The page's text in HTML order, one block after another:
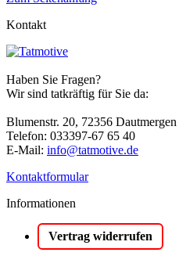
Kontakt
Haben Sie Fragen?
Wir sind tatkräftig für Sie da:
Blumenstr. 20, 72356 Dautmergen
Telefon: 033397-67 65 40
E-Mail: info@tatmotive.de
Kontaktformular
Informationen
Vertrag widerrufen